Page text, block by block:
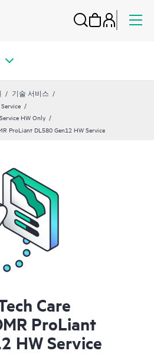
기술 서비스
HW Only
ProLiant DL580 Gen12 HW Service
Care
ProLiant
HW Service